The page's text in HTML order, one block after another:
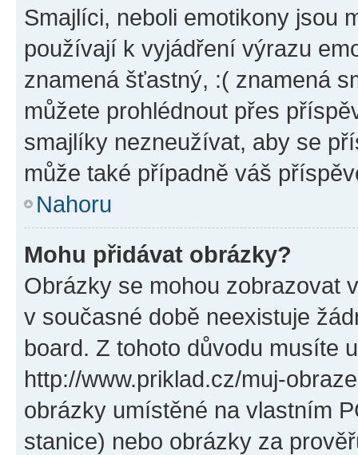
Smajlíci, neboli emotikony jsou
používají k vyjádření výrazu
znamená šťastný, :( znamená
můžete prohlédnout přes
smajlíky nezneužívat, aby se
může také případně váš
Nahoru
Mohu přidávat obrázky?
Obrázky se mohou zobrazovat
v současné době neexistuje
board. Z tohoto důvodu musíte
http://www.priklad.cz/muj-
obrázky umístěné na vlastním
stanice) nebo obrázky za